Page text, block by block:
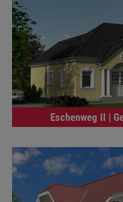
Eschenweg II |